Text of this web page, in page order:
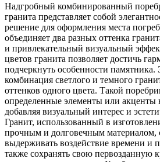
Надгробный комбинированный
гранита представляет собой
решение для оформления места
объединяет два разных оттенка
и привлекательный визуальный
цветов гранита позволяет достичь
подчеркнуть особенности
комбинация светлого и темного
оттенков одного цвета. Такой
определенные элементы или акценты
добавляя визуальный интерес и
Гранит, использованный в
прочным и долговечным материалом,
выдерживать воздействие времени и
также сохранять свою первозданную